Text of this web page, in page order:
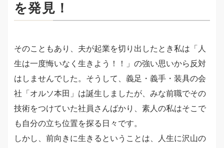
を発見！
そのこともあり、夫が起業を切り出したとき私は「人
生は一度悔いなく生きよう！！」の強い思いから反対
はしませんでした。そうして、義足・義手・装具の会
社「オルソ本田」は誕生しましたが、みな前職でその
技術をつけていた社員さんばかり、素人の私はそこで
も自分の立ち位置を探る日々です。
しかし、前向きに生きるということは、人生に沢山の